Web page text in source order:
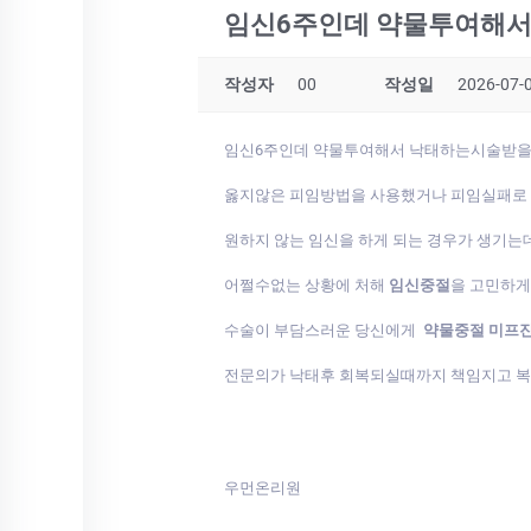
임신6주인데 약물투여해
작성자 00 작성일 2026-07-
임신6주인데 약물투여해서 낙태하는시술받
옳지않은 피임방법을 사용했거나 피임실패로
원하지 않는 임신을 하게 되는 경우가 생기는
어쩔수없는 상황에 처해 임신중절 을 고민하
수술이 부담스러운 당신에게 약물중절 미프진
전문의가 낙태후 회복되실때까지 책임지고
우먼온리원